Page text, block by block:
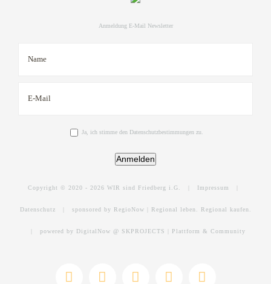
Anmeldung E-Mail Newsletter
Ja, ich stimme den Datenschutzbestimmungen zu.
Anmelden
Copyright © 2020 - 2026 WIR sind Friedberg i.G. | Impressum
Datenschutz sponsored by RegioNow | Regional leben. Regional kaufen.
powered by DigitalNow @ SKPROJECTS | Plattform & Community